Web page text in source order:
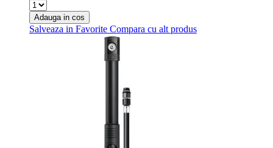
Adauga in cos
Salveaza in Favorite Compara cu alt produs